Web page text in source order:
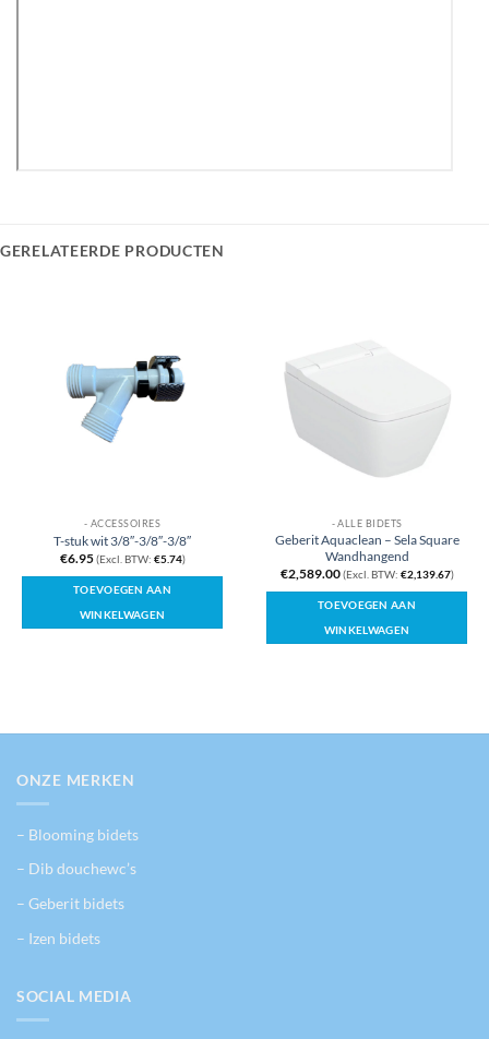
GERELATEERDE PRODUCTEN
- ACCESSOIRES
T-stuk wit 3/8″-3/8″-3/8″
€6.95 (Excl. BTW: €5.74)
TOEVOEGEN AAN
WINKELWAGEN
- ALLE BIDETS
Geberit Aquaclean – Sela Square
Wandhangend
€2,589.00 (Excl. BTW: €2,139.67)
TOEVOEGEN AAN
WINKELWAGEN
ONZE MERKEN
– Blooming bidets
– Dib douchewc’s
– Geberit bidets
– Izen bidets
SOCIAL MEDIA